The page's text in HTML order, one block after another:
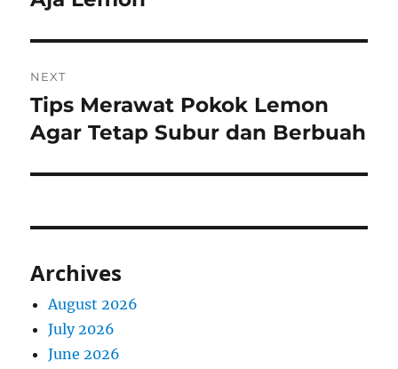
NEXT
Next
post:
Tips Merawat Pokok Lemon
Agar Tetap Subur dan Berbuah
Archives
August 2026
July 2026
June 2026